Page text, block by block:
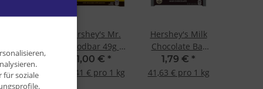
Wint-
€*
pro 1 kg
Hershey's Mr.
Goodbar 49g -
MHD-30.03.24-
1,00 € *
20,41 € pro 1 kg
Hershey's Milk
Chocolate Bar
43g
1,79 € *
41,63 € pro 1 kg
für soziale